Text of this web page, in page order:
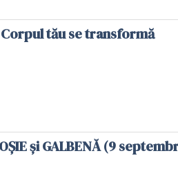
tău se transformă
și GALBENĂ (9